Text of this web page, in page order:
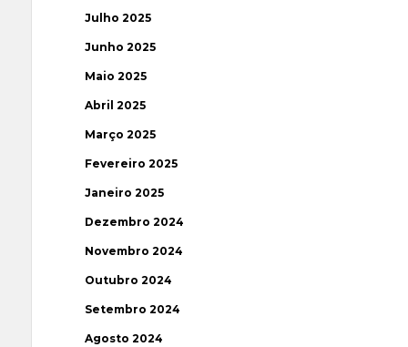
Julho 2025
Junho 2025
Maio 2025
Abril 2025
Março 2025
Fevereiro 2025
Janeiro 2025
Dezembro 2024
Novembro 2024
Outubro 2024
Setembro 2024
Agosto 2024